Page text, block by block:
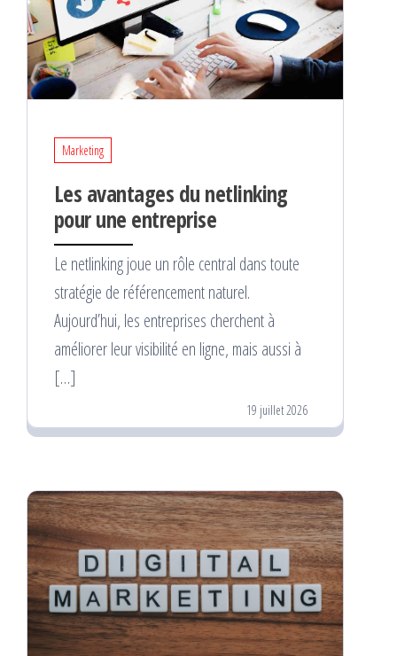
Marketing
Les avantages du netlinking
pour une entreprise
Le netlinking joue un rôle central dans toute
stratégie de référencement naturel.
Aujourd’hui, les entreprises cherchent à
améliorer leur visibilité en ligne, mais aussi à
[…]
19 juillet 2026